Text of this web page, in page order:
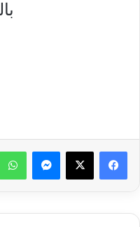
فيسبوك ‫X ماسنجر